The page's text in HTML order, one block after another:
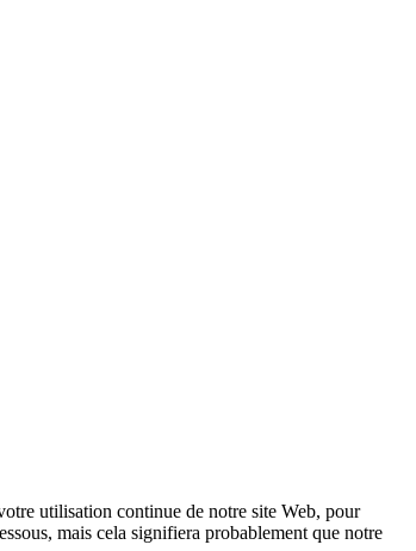
utilisation continue de notre site Web, pour
mais cela signifiera probablement que notre